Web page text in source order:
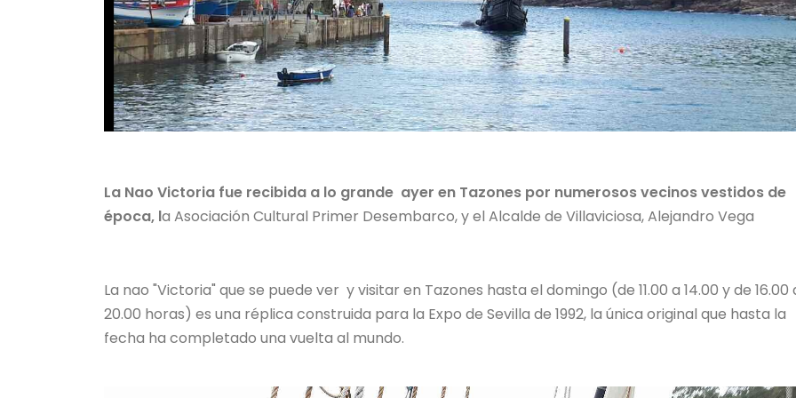
La Nao Victoria fue recibida a lo grande ayer en Tazones por numerosos vecinos vestidos de
época, la Asociación Cultural Primer Desembarco, y el Alcalde de Villaviciosa, Alejandro Vega
La nao "Victoria" que se puede ver y visitar en Tazones hasta el domingo (de 11.00 a 14.00 y de 16.00
20.00 horas) es una réplica construida para la Expo de Sevilla de 1992, la única original que hasta la
fecha ha completado una vuelta al mundo.